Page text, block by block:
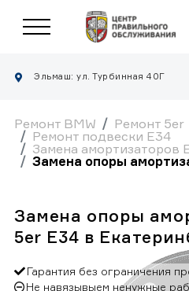
Эльмаш: ул. Турбинная 40Г
Ремонт BMW Ремонт 5er
Ремонт подвески E34
Замена амортизаторов
Замена опоры
Замена опоры
5er E34 в
Гарантия без ограничения
Не навязывыем ненужные